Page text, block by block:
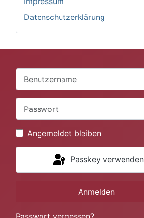
Datenschutzerklärung
Angemeldet bleiben
Passkey verwenden
Anmelden